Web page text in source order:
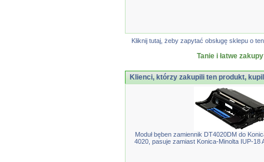
Kliknij tutaj, żeby zapytać obsługę sklepu o
Tanie i łatwe
Klienci, którzy zakupili ten produkt,
Moduł bęben zamiennik DT4020DM do
4020, pasuje zamiast Konica-Minolta IUP-18